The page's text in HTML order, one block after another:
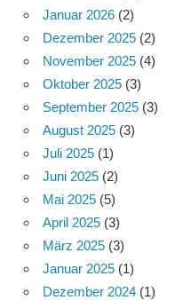
Januar 2026 (2)
Dezember 2025 (2)
November 2025 (4)
Oktober 2025 (3)
September 2025 (3)
August 2025 (3)
Juli 2025 (1)
Juni 2025 (2)
Mai 2025 (5)
April 2025 (3)
März 2025 (3)
Januar 2025 (1)
Dezember 2024 (1)